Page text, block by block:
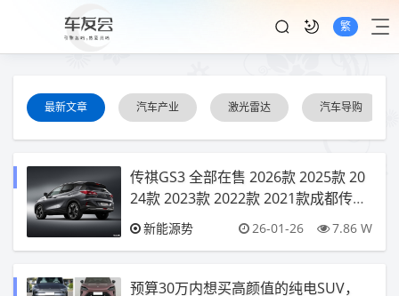
繁
最新文章 汽车产业 激光雷达 汽车导购
传祺GS3 全部在售 2026款 2025款 20
24款 2023款 2022款 2021款成都传祺
GS3最高让利2.00万元 仅6.38万可入手
新能源势 26-01-26 7.86 W
预算30万内想买高颜值的纯电SUV，